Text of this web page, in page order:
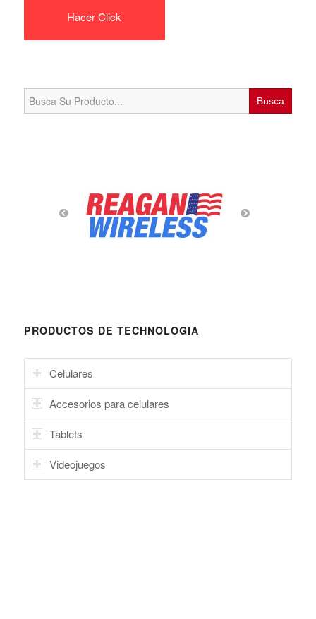
Hacer Click
Search
for:
PRODUCTOS DE TECHNOLOGIA
Celulares
Accesorios para celulares
Tablets
Videojuegos